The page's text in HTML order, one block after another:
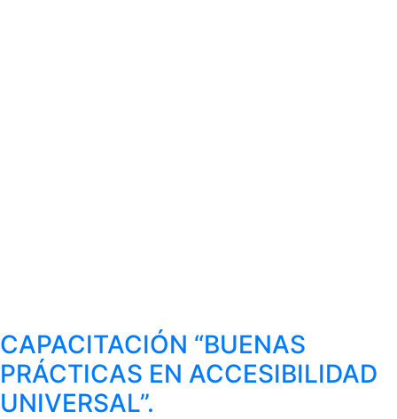
CAPACITACIÓN “BUENAS
PRÁCTICAS EN ACCESIBILIDAD
UNIVERSAL”.